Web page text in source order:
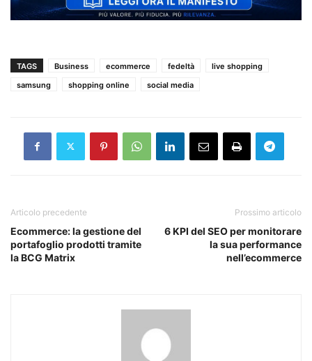
TAGS Business ecommerce fedeltà
live shopping
samsung
shopping online social media
Articolo precedente
Ecommerce: la gestione del
portafoglio prodotti tramite
la BCG Matrix
Prossimo articolo
6 KPI del SEO per monitorare
la sua performance
nell’ecommerce